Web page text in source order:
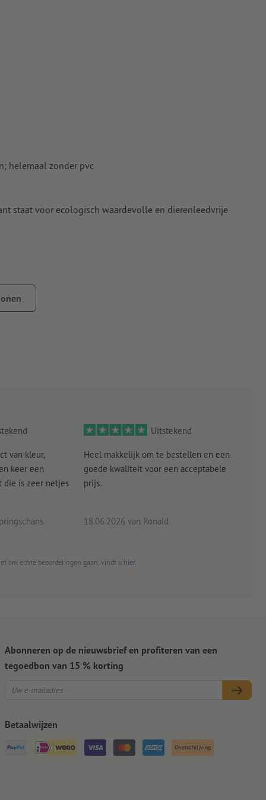
helemaal zonder pvc
staat voor ecologisch waardevolle en dierenleedvrije
bij het plakken op mobiele telefoons of portemonnees,
van kleur,
keer een
die is zeer netjes
Uitstekend
Heel makkelijk om te bestellen en een
goede kwaliteit voor een acceptabele
prijs.
18.06.2026 van Ronald
om echte beoordelingen gaan, vindt u hier.
Abonneren op de nieuwsbrief en profiteren van een
tegoedbon van 15 % korting
Betaalwijzen
Overschrijving